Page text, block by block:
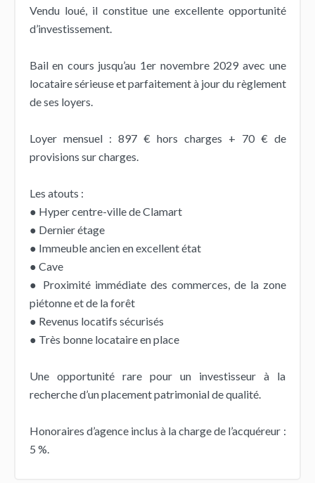
Vendu loué, il constitue une excellente opportunité
d’investissement.
Bail en cours jusqu’au 1er novembre 2029 avec une
locataire sérieuse et parfaitement à jour du règlement
de ses loyers.
Loyer mensuel : 897 € hors charges + 70 € de
provisions sur charges.
Les atouts :
● Hyper centre-ville de Clamart
● Dernier étage
● Immeuble ancien en excellent état
● Cave
● Proximité immédiate des commerces, de la zone
piétonne et de la forêt
● Revenus locatifs sécurisés
● Très bonne locataire en place
Une opportunité rare pour un investisseur à la
recherche d’un placement patrimonial de qualité.
Honoraires d’agence inclus à la charge de l’acquéreur :
5 %.